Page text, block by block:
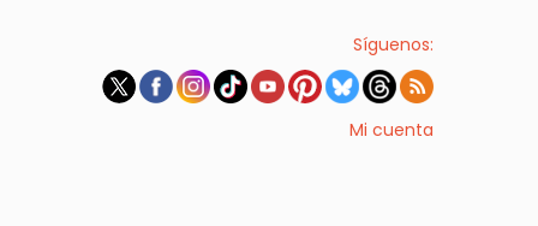
Síguenos:
Mi cuenta